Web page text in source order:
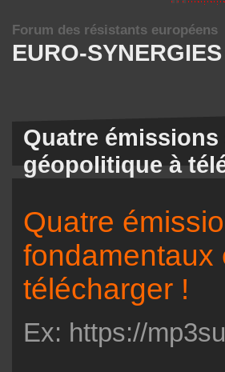
EURO-SYNERGIES
Forum des résistants européens
Quatre
géopolitique à
Quatre
fondamentaux
télécharger !
Ex: https://